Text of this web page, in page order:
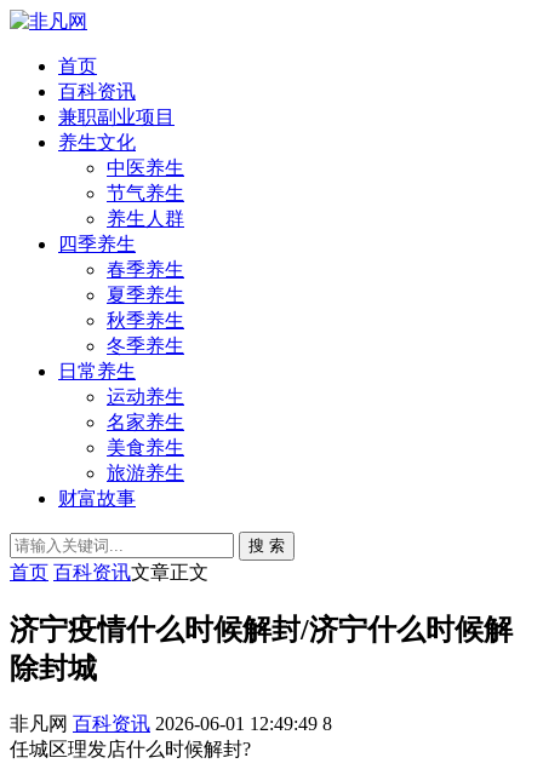
首页
百科资讯
兼职副业项目
养生文化
中医养生
节气养生
养生人群
四季养生
春季养生
夏季养生
秋季养生
冬季养生
日常养生
运动养生
名家养生
美食养生
旅游养生
财富故事
搜 索
首页 百科资讯文章正文
济宁疫情什么时候解封/济宁什么时候解
除封城
非凡网 百科资讯 2026-06-01 12:49:49 8
任城区理发店什么时候解封?